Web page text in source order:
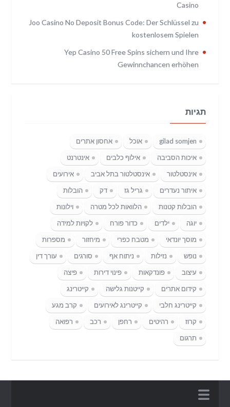
Casino
Joo Casino No Deposit Bonus Code: Der Schlüssel zu
kostenlosem Spielen
Yep Casino 50 Free Spins sichern und Ihre
Gewinnchancen erhöhen
תגיות
gilad somjen אוכל
אחסון אתרים
איכות הסביבה
אילוף כלבים
אינטרנט
אינסטלטור
אינסטלטור בתל אביב
אירועים
איתור נעדרים
גריל גז דק
הובלות
הובלות קטנות
הלוואות לכל מטרה
וילונות
יוגה
ילדים כדור פורח
לקויות למידה
מוסך יונדאי
מטבח כפרי מיחזור
מספרות
נופש
נזילות ניתוח אף סורגים
עורך דין
עיצוב
פונדקאות פינוי דירות
פיצה
קידום אתרים
קייטנות גלישה
קייטרינג
קייטרינג חלבי
קייטרינג לאירועים
קרב מגע
קרוז
רהיטים רחפן רכב
רפואה
תרגום